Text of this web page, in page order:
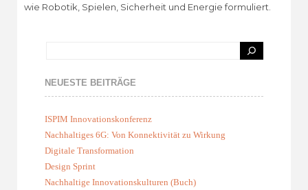
wie Robotik, Spielen, Sicherheit und Energie formuliert.
NEUESTE BEITRÄGE
ISPIM Innovationskonferenz
Nachhaltiges 6G: Von Konnektivität zu Wirkung
Digitale Transformation
Design Sprint
Nachhaltige Innovationskulturen (Buch)